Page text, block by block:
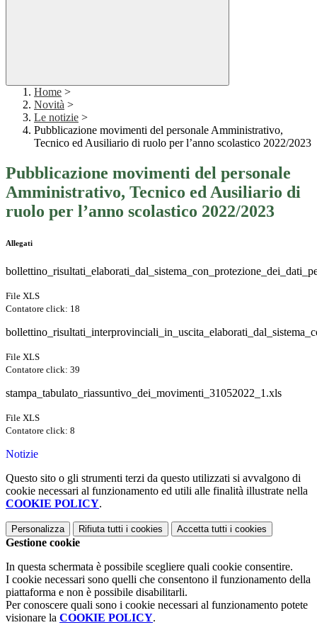
Home >
Novità >
Le notizie >
Pubblicazione movimenti del personale Amministrativo,
Tecnico ed Ausiliario di ruolo per l’anno scolastico 2022/2023
Pubblicazione movimenti del personale
Amministrativo, Tecnico ed Ausiliario di
ruolo per l’anno scolastico 2022/2023
Allegati
File XLS
Contatore click: 18
File XLS
Contatore click: 39
stampa_tabulato_riassuntivo_dei_movimenti_31052022_1.xls
File XLS
Contatore click: 8
Notizie
Questo sito o gli strumenti terzi da questo utilizzati si avvalgono di
cookie necessari al funzionamento ed utili alle finalità illustrate nella
COOKIE POLICY.
Personalizza Rifiuta tutti i cookies Accetta tutti i cookies
Gestione cookie
In questa schermata è possibile scegliere quali cookie consentire.
I cookie necessari sono quelli che consentono il funzionamento della
piattaforma e non è possibile disabilitarli.
Per conoscere quali sono i cookie necessari al funzionamento potete
visionare la COOKIE POLICY.